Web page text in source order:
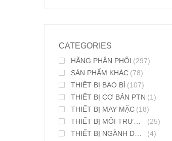
CATEGORIES
HÃNG PHÂN PHỐI (297)
SẢN PHẨM KHÁC (78)
THIẾT BỊ BAO BÌ (107)
THIẾT BỊ CƠ BẢN PTN (1)
THIẾT BỊ MAY MẶC (18)
THIẾT BỊ MÔI TRƯỜNG
(25)
THIẾT BỊ NGÀNH DƯỢC PHẨM
(4)